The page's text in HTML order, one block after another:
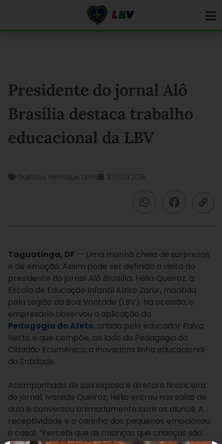
Presidente do jornal Alô
Brasília destaca trabalho
educacional da LBV
Gustavo Henrique Lima 27/02/2015
Taguatinga, DF — Uma manhã cheia de surpresas
e de emoção. Assim pode ser definida a visita do
presidente do jornal Alô Brasília, Hélio Queiroz, à
Escola de Educação Infantil Alziro Zarur, mantida
pela Legião da Boa Vontade (LBV). Na ocasião, o
empresário observou a aplicação da
Pedagogia do Afeto, criada pelo educador Paiva
Netto e que compõe, ao lado da Pedagogia do
Cidadão Ecumênico, a inovadora linha educacional
da Entidade.
Acompanhado de sua esposa e diretora financeira
do jornal, Ivanilde Queiroz, Hélio entrou nas salas de
aula e conversou animadamente com os alunos. A
receptividade e o carinho dos pequenos emocionou
o casal. “Percebi que as crianças que crianças são